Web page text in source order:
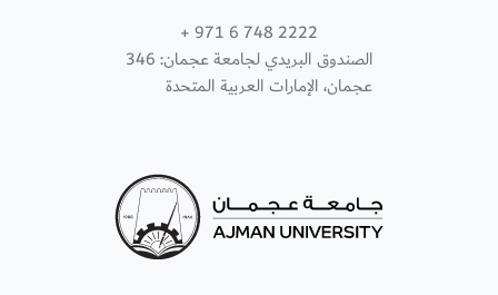
+ 971 6 748 2222
الصندوق البريدي لجامعة عجمان: 346
عجمان، الإمارات العربية المتحدة